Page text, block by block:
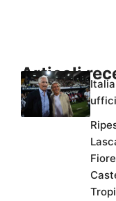
Articoli